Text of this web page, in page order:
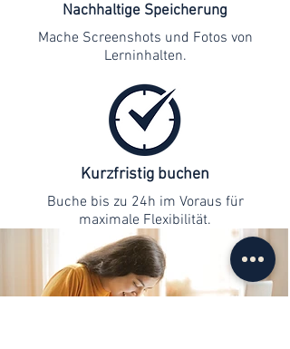
Nachhaltige Speicherung
Mache Screenshots und Fotos von
Lerninhalten.
Kurzfristig buchen
Buche bis zu 24h im Voraus für
maximale Flexibilität.